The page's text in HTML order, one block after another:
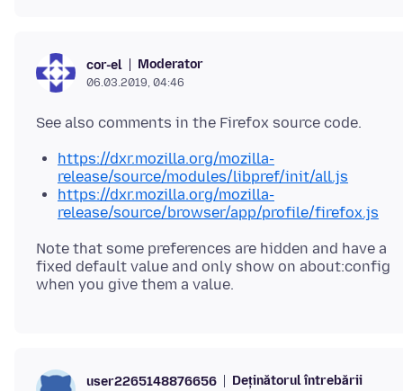
cor-el Moderator
06.03.2019, 04:46
https://dxr.mozilla.org/mozilla-
release/source/modules/libpref/init/all.js
https://dxr.mozilla.org/mozilla-
release/source/browser/app/profile/firefox.js
Note that some preferences are hidden and have a
fixed default value and only show on about:config
user2265148876656 Deținătorul întrebării